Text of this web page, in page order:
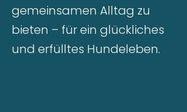
gemeinsamen Alltag zu
bieten – für ein glückliches
und erfülltes Hundeleben.